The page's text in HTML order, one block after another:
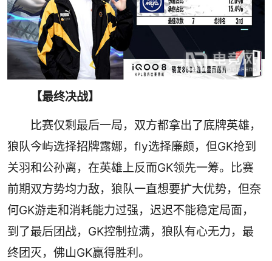
【最终决战】
比赛仅剩最后一局，双方都拿出了底牌英雄，
狼队今屿选择招牌露娜，fly选择廉颇，但GK抢到
关羽和公孙离，在英雄上反而GK领先一筹。比赛
前期双方势均力敌，狼队一直想要扩大优势，但奈
何GK游走和消耗能力过强，迟迟不能稳定局面，
到了最后团战，GK控制拉满，狼队有心无力，最
终团灭，佛山GK赢得胜利。